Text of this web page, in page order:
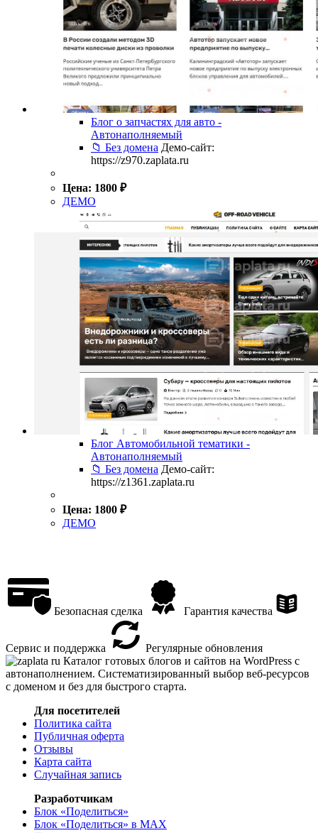
Блог о запчастях для авто -
Автонаполняемый
📁 Без домена Демо-сайт:
https://z970.zaplata.ru
Цена: 1800 ₽
ДЕМО
Блог Автомобильной тематики -
Автонаполняемый
📁 Без домена Демо-сайт:
https://z1361.zaplata.ru
Цена: 1800 ₽
ДЕМО
Безопасная сделка Гарантия качества
Сервис и поддержка
Регулярные обновления
Каталог готовых блогов и сайтов на WordPress с
автонаполнением. Систематизированный выбор веб-ресурсов
с доменом и без для быстрого старта.
Для посетителей
Политика сайта
Публичная оферта
Отзывы
Карта сайта
Случайная запись
Разработчикам
Блок «Поделиться»
Блок «Поделиться» в MAX